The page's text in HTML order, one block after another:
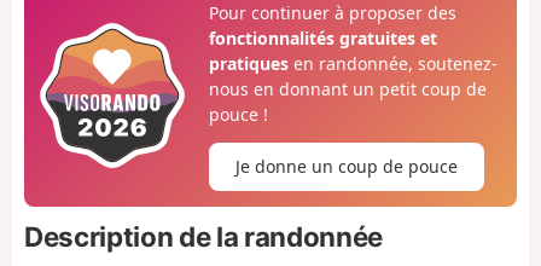
Pour continuer à proposer des
fonctionnalités gratuites et
pratiquesen randonnée, soutenez-
nous en donnant un petit coup de
pouce !
Je donne un coup de pouce
Description de la randonnée